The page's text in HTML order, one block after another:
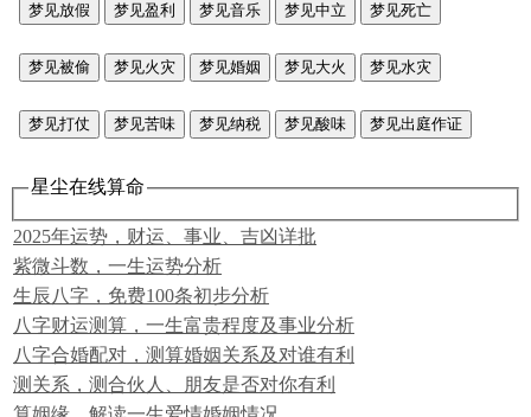
梦见放假 梦见盈利 梦见音乐 梦见中立 梦见死亡
梦见被偷 梦见火灾 梦见婚姻 梦见大火 梦见水灾
梦见打仗 梦见苦味 梦见纳税 梦见酸味 梦见出庭作证
星尘在线算命
2025年运势，财运、事业、吉凶详批
紫微斗数，一生运势分析
生辰八字，免费100条初步分析
八字财运测算，一生富贵程度及事业分析
八字合婚配对，测算婚姻关系及对谁有利
测关系，测合伙人、朋友是否对你有利